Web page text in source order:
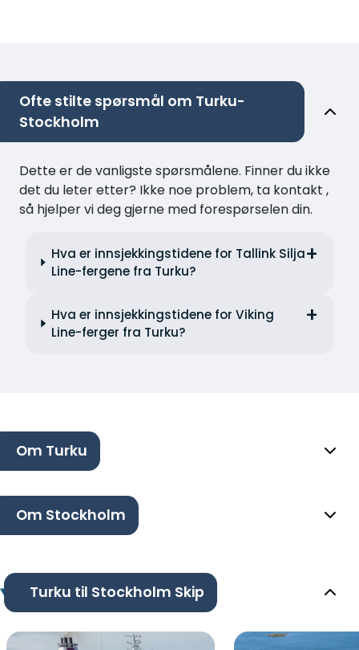
Ofte stilte spørsmål om Turku-
Stockholm
Dette er de vanligste spørsmålene. Finner du ikke
det du leter etter? Ikke noe problem, ta kontakt ,
så hjelper vi deg gjerne med forespørselen din.
Hva er innsjekkingstidene for Tallink Silja
Line-fergene fra Turku?
Hva er innsjekkingstidene for Viking
Line-ferger fra Turku?
Om Turku
Om Stockholm
Turku til Stockholm Skip